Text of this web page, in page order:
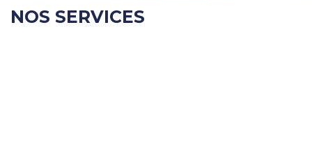
NOS SERVICES